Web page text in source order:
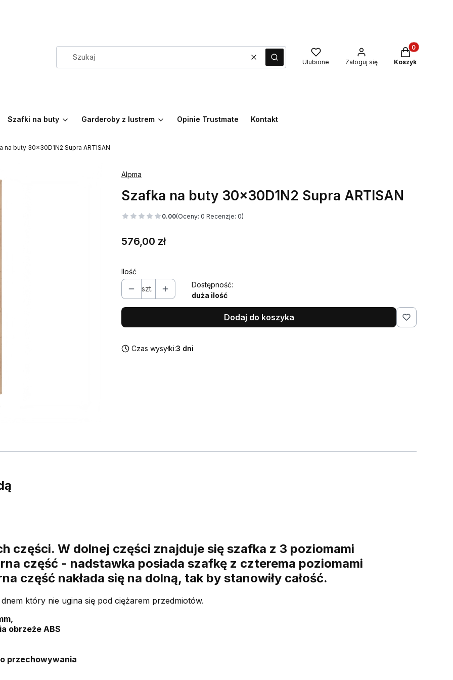
WyczyśćSzukaj Ulubione Zaloguj się
Produkty w
Koszyk
Szafki na buty Garderoby z lustrem Opinie Trustmate Kontakt
na buty 30x30D1N2 Supra ARTISAN
Alpma
Szafka na buty 30x30D1N2 Supra ARTISAN
0.00(Oceny: 0 Recenzje: 0)
Cena
576,00 zł
Ilość
szt.
Dostępność:
duża ilość
Dodaj do koszyka
Czas wysyłki:3 dni
części. W dolnej części znajduje się szafka z 3 poziomami
część - nadstawka posiada szafkę z czterema poziomami
część nakłada się na dolną, tak by stanowiły całość.
który nie ugina się pod ciężarem przedmiotów.
obrzeże ABS
przechowywania